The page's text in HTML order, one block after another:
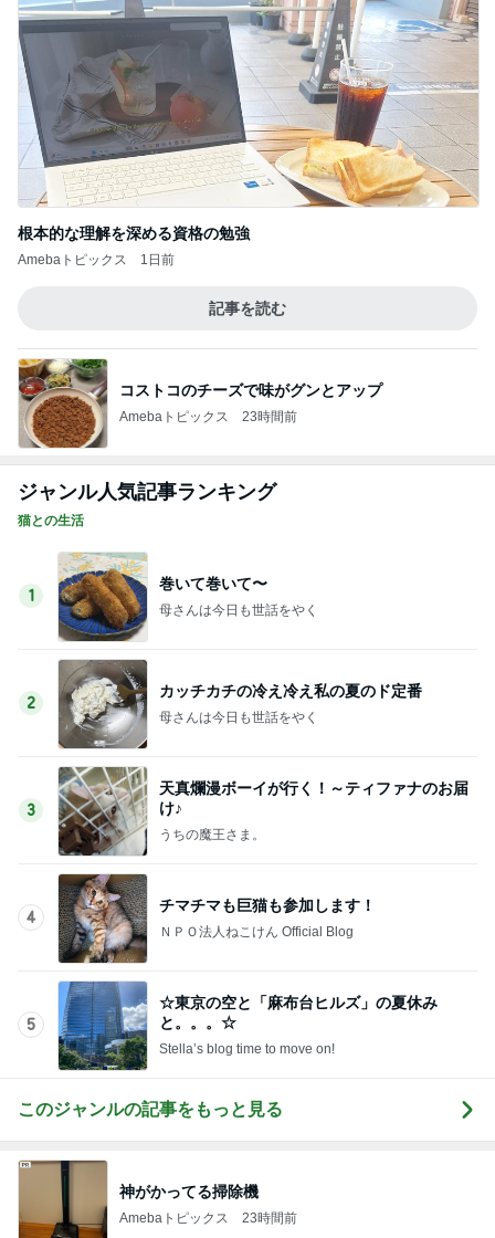
根本的な理解を深める資格の勉強
Amebaトピックス 1日前
記事を読む
コストコのチーズで味がグンとアップ
Amebaトピックス 23時間前
ジャンル人気記事ランキング
猫との生活
1
巻いて巻いて〜
母さんは今日も世話をやく
2
カッチカチの冷え冷え私の夏のド定番
母さんは今日も世話をやく
3
天真爛漫ボーイが行く！～ティファナのお届
け♪
うちの魔王さま。
4
チマチマも巨猫も参加します！
ＮＰＯ法人ねこけん Official Blog
5
☆東京の空と「麻布台ヒルズ」の夏休み
と。。。☆
Stella’s blog time to move on!
このジャンルの記事をもっと見る
神がかってる掃除機
Amebaトピックス 23時間前